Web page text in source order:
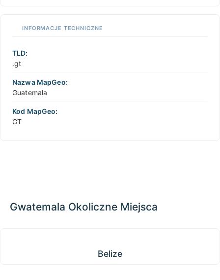
INFORMACJE TECHNICZNE
TLD:
.gt
Nazwa MapGeo:
Guatemala
Kod MapGeo:
GT
Gwatemala Okoliczne Miejsca
Belize